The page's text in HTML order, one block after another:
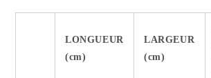
LONGUEUR
(cm)
LARGEUR
(cm)